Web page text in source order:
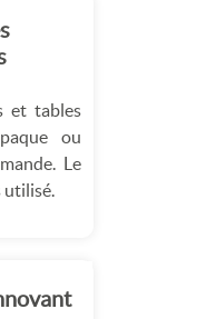
et tables
ou
Le